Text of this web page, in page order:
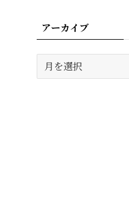
アーカイブ
ー